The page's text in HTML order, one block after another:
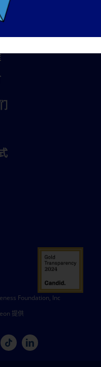
Foundation, Inc
提供